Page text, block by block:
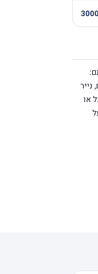
או